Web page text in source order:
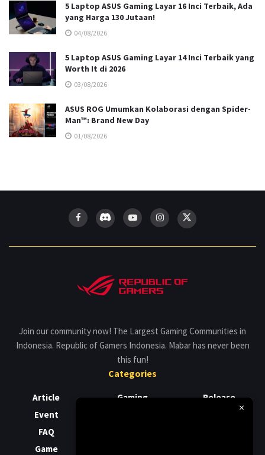
5 Laptop ASUS Gaming Layar 16 Inci Terbaik, Ada
yang Harga 130 Jutaan!
04/08/2026
5 Laptop ASUS Gaming Layar 14 Inci Terbaik yang
Worth It di 2026
03/08/2026
ASUS ROG Umumkan Kolaborasi dengan Spider-
Man™: Brand New Day
01/08/2026
Join our community now! The Largest Gaming Communities in
Indonesia. Republic of Gamers Indonesia. Mabar has never been
this fun!
Categories
Article
Event
FAQ
Game
Gaming
Release
×